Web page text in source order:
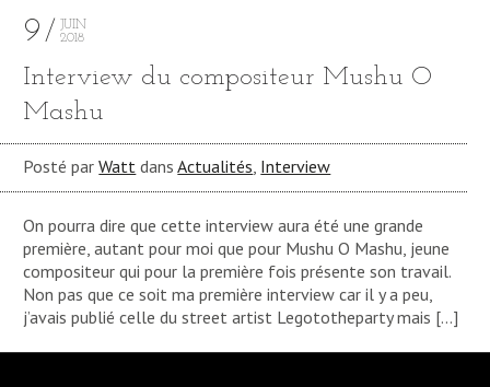
9
JUIN
2018
Interview du compositeur Mushu O
Mashu
Posté parWatt dansActualités, Interview
On pourra dire que cette interview aura été une grande
première, autant pour moi que pour Mushu O Mashu, jeune
compositeur qui pour la première fois présente son travail.
Non pas que ce soit ma première interview car il y a peu,
j’avais publié celle du street artist Legototheparty mais […]